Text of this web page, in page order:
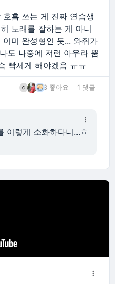
흡 쓰는 게 진짜 연습생
노래를 잘하는 게 아니
미 완성형인 듯... 와쥐가
도 나중에 저런 아우라 뿜
빡세게 해야겠음 ㅠㅠ
3 좋아요 1 댓글
이렇게 소화하다니...ㅎ